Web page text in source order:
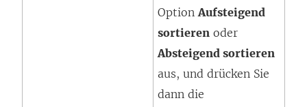
OptionAufsteigend
sortieren oder
Absteigend sortieren
aus, und drücken Sie
dann die